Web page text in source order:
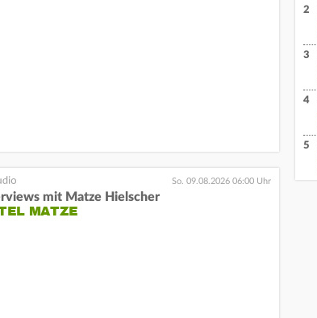
So. 09.08.2026 06:00 Uhr
mit Matze Hielscher
MATZE
2
3
4
5